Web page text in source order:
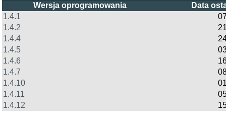
Wersja oprogramowania
Data
1.4.1
1.4.2
1.4.4
1.4.5
1.4.6
1.4.7
1.4.10
1.4.11
1.4.12